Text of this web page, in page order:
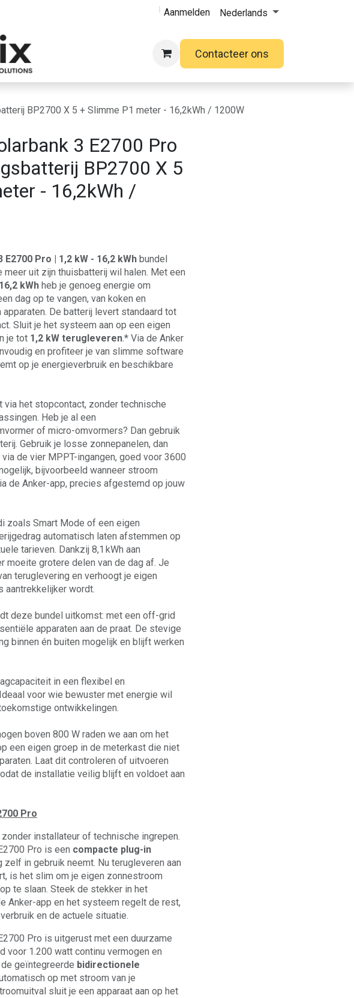
Aanmelden Nederlands
Contacteer ons
BP2700 X 5 + Slimme P1 meter - 16,2kWh / 1200W
3 E2700 Pro
BP2700 X 5
- 16,2kWh /
Pro | 1,2 kW - 16,2 kWhbundel
uit zijn thuisbatterij wil halen. Met een
kWhheb je genoeg energie om
dag op te vangen, van koken en
De batterij levert standaard tot
Sluit je het systeem aan op een eigen
je tot 1,2 kW terugleveren.* Via de Anker
en profiteer je van slimme software
op je energieverbruik en beschikbare
het stopcontact, zonder technische
Heb je al een
of micro-omvormers? Dan gebruik
Gebruik je losse zonnepanelen, dan
de vier MPPT-ingangen, goed voor 3600
bijvoorbeeld wanneer stroom
de Anker-app, precies afgestemd op jouw
zoals Smart Mode of een eigen
automatisch laten afstemmen op
tarieven. Dankzij 8,1 kWh aan
moeite grotere delen van de dag af. Je
teruglevering en verhoogt je eigen
aantrekkelijker wordt.
deze bundel uitkomst: met een off-grid
apparaten aan de praat. De stevige
binnen én buiten mogelijk en blijft werken
in een flexibel en
voor wie bewuster met energie wil
ontwikkelingen.
boven 800 W raden we aan om het
een eigen groep in de meterkast die niet
Laat dit controleren of uitvoeren
de installatie veilig blijft en voldoet aan
Pro
installateur of technische ingrepen.
Pro is een compacte plug-in
in gebruik neemt. Nu terugleveren aan
is het slim om je eigen zonnestroom
te slaan. Steek de stekker in het
Anker-app en het systeem regelt de rest,
en de actuele situatie.
Pro is uitgerust met een duurzame
voor 1.200 watt continu vermogen en
geïntegreerde bidirectionele
op met stroom van je
sluit je een apparaat aan op het